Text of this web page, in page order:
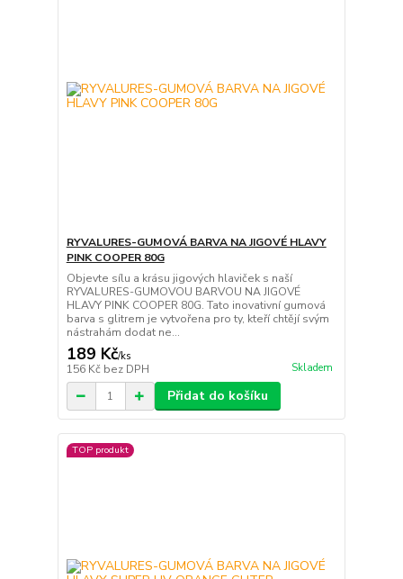
RYVALURES-GUMOVÁ BARVA NA JIGOVÉ HLAVY
PINK COOPER 80G
Objevte sílu a krásu jigových hlaviček s naší
RYVALURES-GUMOVOU BARVOU NA JIGOVÉ
HLAVY PINK COOPER 80G. Tato inovativní gumová
barva s glitrem je vytvořena pro ty, kteří chtějí svým
nástrahám dodat ne...
189 Kč/ks
156 Kč bez DPH Skladem
Přidat do košíku
TOP produkt